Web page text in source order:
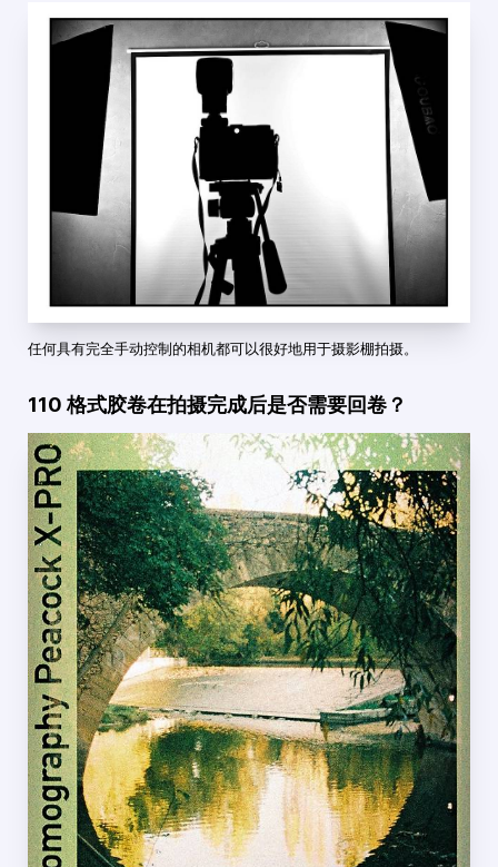
任何具有完全手动控制的相机都可以很好地用于摄影棚拍摄。
110 格式胶卷在拍摄完成后是否需要回卷？